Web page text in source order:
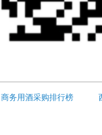
商务用酒采购排行榜